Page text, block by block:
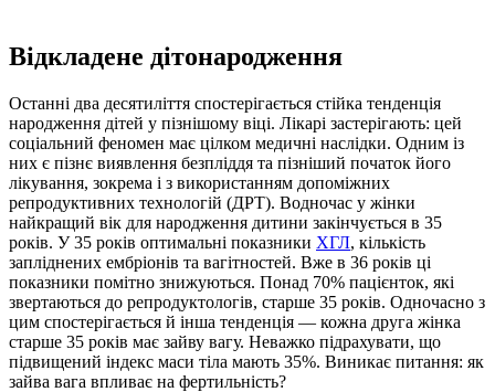
Відкладене дітонародження
Останні два десятиліття спостерігається стійка тенденція
народження дітей у пізнішому віці. Лікарі застерігають: цей
соціальний феномен має цілком медичні наслідки. Одним із
них є пізнє виявлення безпліддя та пізніший початок його
лікування, зокрема і з використанням допоміжних
репродуктивних технологій (ДРТ). Водночас у жінки
найкращий вік для народження дитини закінчується в 35
років. У 35 років оптимальні показники ХГЛ, кількість
запліднених ембріонів та вагітностей. Вже в 36 років ці
показники помітно знижуються. Понад 70% пацієнток, які
звертаються до репродуктологів, старше 35 років. Одночасно з
цим спостерігається й інша тенденція — кожна друга жінка
старше 35 років має зайву вагу. Неважко підрахувати, що
підвищений індекс маси тіла мають 35%. Виникає питання: як
зайва вага впливає на фертильність?